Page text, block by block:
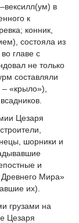
в
к
конник,
состояла из
главе с
не только
составляли
«крыло»),
Цезаря
шорники и
и
Мира»
их).
грузами на
Цезаря